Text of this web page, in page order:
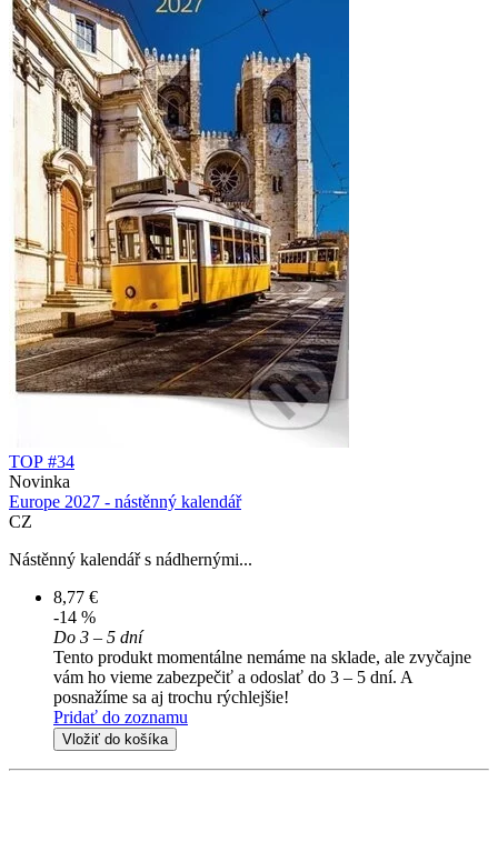
TOP #34
Novinka
Europe 2027 - nástěnný kalendář
CZ
Nástěnný kalendář s nádhernými...
8,77 €
-14 %
Do 3 – 5 dní
Tento produkt momentálne nemáme na sklade, ale zvyčajne
vám ho vieme zabezpečiť a odoslať do 3 – 5 dní. A
posnažíme sa aj trochu rýchlejšie!
Pridať do zoznamu
Vložiť do košíka